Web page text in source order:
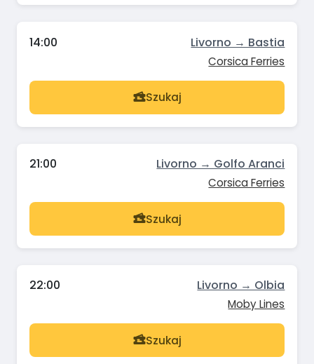
14:00 Livorno → Bastia
Corsica Ferries
Szukaj
21:00 Livorno → Golfo Aranci
Corsica Ferries
Szukaj
22:00 Livorno → Olbia
Moby Lines
Szukaj